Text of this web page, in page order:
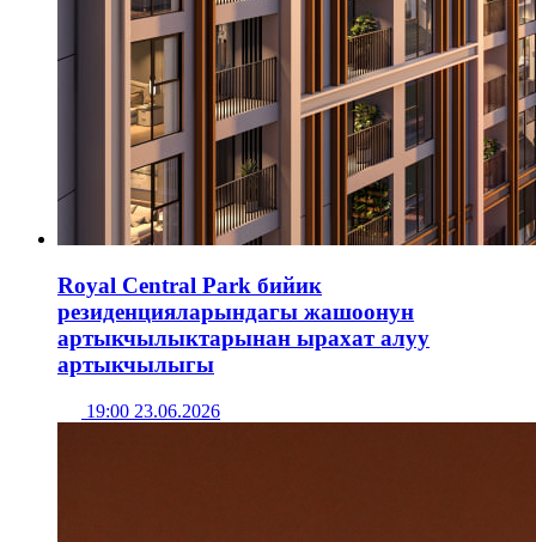
Royal Central Park бийик
резиденцияларындагы жашоонун
артыкчылыктарынан ырахат алуу
артыкчылыгы
19:00 23.06.2026